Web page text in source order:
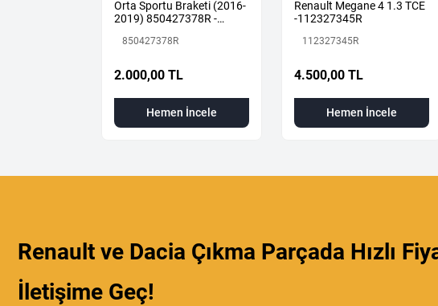
Orta Sportu Braketi (2016-
2019) 850427378R -
850427378R
2.000,00 TL
Hemen İncele
Renault Megane 4 1.3 TCE
-112327345R
112327345R
4.500,00 TL
Hemen İncele
Renault ve Dacia Çıkma Parçada Hızlı
İletişime Geç!